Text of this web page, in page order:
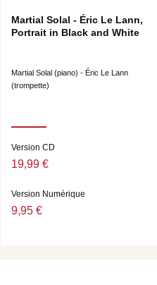
Martial Solal - Éric Le Lann,
Portrait in Black and White
Martial Solal (piano) - Éric Le Lann
(trompette)
Version CD
19,99 €
Version Numérique
9,95 €